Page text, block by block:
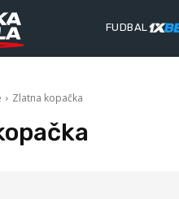
FUDBAL
Zlatna kopačka